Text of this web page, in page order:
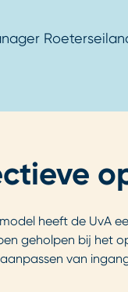
heeft de UvA
geholpen bij het
van